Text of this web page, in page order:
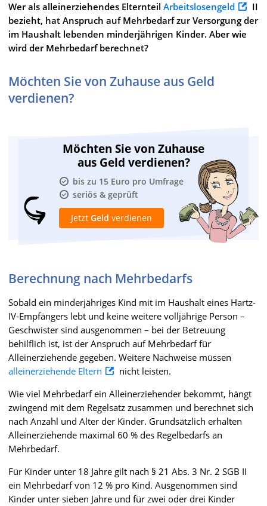
Wer als alleinerziehendes Elternteil Arbeitslosengeld
II
bezieht, hat Anspruch auf Mehrbedarf zur Versorgung der
im Haushalt lebenden minderjährigen Kinder. Aber wie
wird der Mehrbedarf berechnet?
Möchten Sie von Zuhause aus Geld
verdienen?
Möchten Sie von Zuhause
aus Geld verdienen?
bis zu 15 Euro pro Umfrage
seriös & geprüft
Jetzt Geld verdienen
Berechnung nach Mehrbedarfs
Sobald ein minderjähriges Kind mit im Haushalt eines Hartz-
IV-Empfängers lebt und keine weitere volljährige Person –
Geschwister sind ausgenommen – bei der Betreuung
behilflich ist, ist der Anspruch auf Mehrbedarf für
Alleinerziehende gegeben. Weitere Nachweise müssen
alleinerziehende Eltern
nicht leisten.
Wie viel Mehrbedarf ein Alleinerziehender bekommt, hängt
zwingend mit dem Regelsatz zusammen und berechnet sich
nach Anzahl und Alter der Kinder. Grundsätzlich erhalten
Alleinerziehende maximal 60 % des Regelbedarfs an
Mehrbedarf.
Für Kinder unter 18 Jahre gilt nach § 21 Abs. 3 Nr. 2 SGB II
ein Mehrbedarf von 12 % pro Kind. Ausgenommen sind
Kinder unter sieben Jahre und für zwei oder drei Kinder